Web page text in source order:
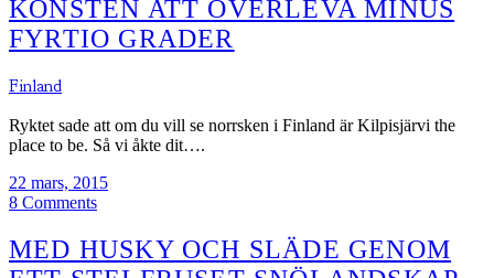
KONSTEN ATT ÖVERLEVA MINUS
FYRTIO GRADER
Finland
Ryktet sade att om du vill se norrsken i Finland är Kilpisjärvi the
place to be. Så vi åkte dit….
22 mars, 2015
8 Comments
MED HUSKY OCH SLÄDE GENOM